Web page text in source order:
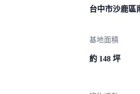
台中市沙鹿區
基地面積
約 148 坪